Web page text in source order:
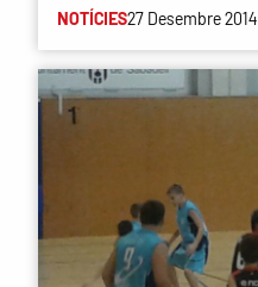
NOTÍCIES27 Desembre 2014